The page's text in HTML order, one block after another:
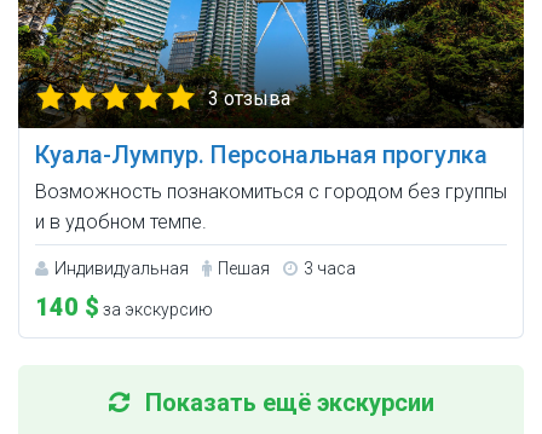
3 отзыва
Куала-Лумпур. Персональная прогулка
Возможность познакомиться с городом без группы
и в удобном темпе.
Индивидуальная Пешая 3 часа
140 $ за экскурсию
Показать ещё экскурсии